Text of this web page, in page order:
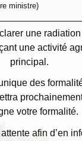
ministre)
une
une activité
principal.
des
votre formalité.
afin d’en